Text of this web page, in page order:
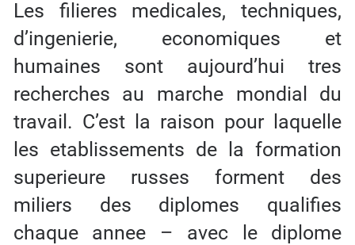
Les filieres medicales, techniques,
d’ingenierie, economiques et
humaines sont aujourd’hui tres
recherches au marche mondial du
travail. C’est la raison pour laquelle
les etablissements de la formation
superieure russes forment des
miliers des diplomes qualifies
chaque annee – avec le diplome